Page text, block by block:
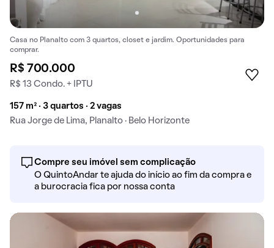
Casa no Planalto com 3 quartos, closet e jardim. Oportunidades para
comprar.
R$ 700.000
R$ 13 Condo. + IPTU
157 m² · 3 quartos · 2 vagas
Rua Jorge de Lima, Planalto · Belo Horizonte
Compre seu imóvel sem complicação
O QuintoAndar te ajuda do início ao fim da compra e
a burocracia fica por nossa conta